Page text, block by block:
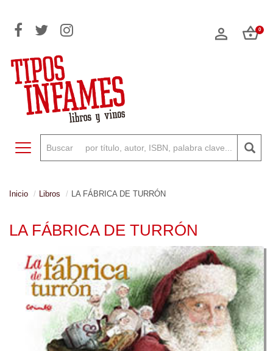
0
Toggle navigation
Inicio Libros LA FÁBRICA DE TURRÓN
LA FÁBRICA DE TURRÓN